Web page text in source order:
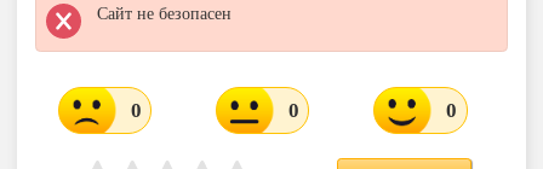
Сайт не безопасен
0 0 0